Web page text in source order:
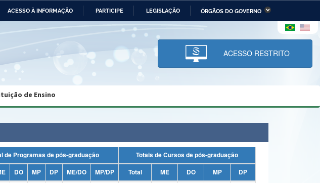
ACESSO À INFORMAÇÃO PARTICIPE LEGISLAÇÃO ÓRGÃOS DO GOVERNO
das Relações Ministério da Economia Ministério da Infraestrutura
Ministério da Ciência,
Tecnologia, Inovações e
Comunicações
e dos Direitos Humanos
do Brasil Planalto
ACESSO RESTRITO
de Ensino
Total de Programas de pós-graduação
Totais de Cursos de pós-graduação
DO MP DP ME/DO MP/DP Total ME DO MP
DP